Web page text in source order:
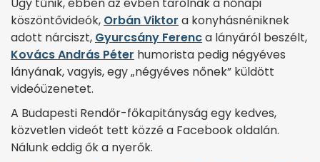
köszöntővideók, Orbán Viktor a konyhásnéniknek
adott nárciszt, Gyurcsány Ferenca lányáról beszélt,
Kovács András Péter humorista pedig négyéves
lányának, vagyis, egy „négyéves nőnek” küldött
videóüzenetet.
A Budapesti Rendőr-főkapitányság egy kedves,
közvetlen videót tett közzé a Facebook oldalán.
Nálunk eddig ők a nyerők.